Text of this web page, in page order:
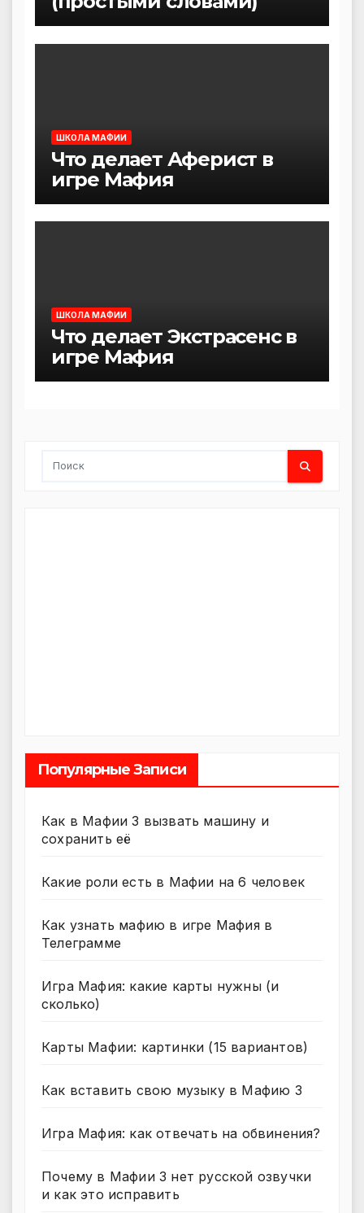
ШКОЛА МАФИИ
Что делает Аферист в
игре Мафия
ШКОЛА МАФИИ
Что делает Экстрасенс в
игре Мафия
Популярные Записи
Как в Мафии 3 вызвать машину и
сохранить её
Какие роли есть в Мафии на 6 человек
Как узнать мафию в игре Мафия в
Телеграмме
Игра Мафия: какие карты нужны (и
сколько)
Карты Мафии: картинки (15 вариантов)
Как вставить свою музыку в Мафию 3
Игра Мафия: как отвечать на обвинения?
Почему в Мафии 3 нет русской озвучки
и как это исправить